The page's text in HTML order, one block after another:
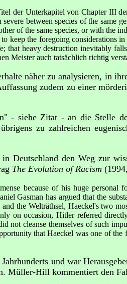
der Unterkapitel von Chapter III
between species of the same
of the same species, or with the
the foregoing considerations
heavy destruction inevitably
Meister auch tatsächlich richtig
näher zu analysieren, in
zudem zu einer
- siehe Zitat - an die Stelle
zu zahlreichen
Deutschland den Weg zur
The Evolution of Racism
because of his huge personal
Gasman has argued that the
the Welträthsel, Haeckel's two
on occasion, Hitler referred
not cleanse themselves of such
that Haeckel was one of
und war
Müller-Hill kommentiert den